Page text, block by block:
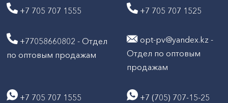
+7 705 707 1555 +7 705 707 1525
+77058660802 - Отдел
по оптовым продажам
opt-pv@yandex.kz -
Отдел по оптовым
продажам
+7 705 707 1555 +7 (705) 707-15-25